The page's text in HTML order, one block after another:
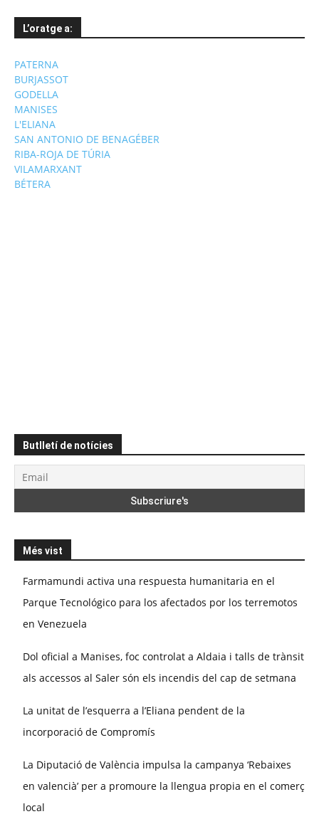
L’oratge a:
PATERNA
BURJASSOT
GODELLA
MANISES
L'ELIANA
SAN ANTONIO DE BENAGÉBER
RIBA-ROJA DE TÚRIA
VILAMARXANT
BÉTERA
Butlletí de notícies
Més vist
Farmamundi activa una respuesta humanitaria en el
Parque Tecnológico para los afectados por los terremotos
en Venezuela
Dol oficial a Manises, foc controlat a Aldaia i talls de trànsit
als accessos al Saler són els incendis del cap de setmana
La unitat de l’esquerra a l’Eliana pendent de la
incorporació de Compromís
La Diputació de València impulsa la campanya ‘Rebaixes
en valencià’ per a promoure la llengua propia en el comerç
local